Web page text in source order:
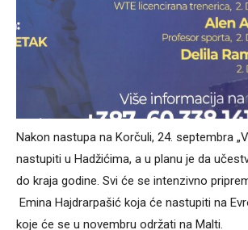
Nakon nastupa na Korčuli, 24. septembra
nastupiti u Hadžićima, a u planu je da
do kraja godine. Svi će se intenzivno
Emina Hajdrarpašić koja će nastupiti na
koje će se u novembru održati na Malti.